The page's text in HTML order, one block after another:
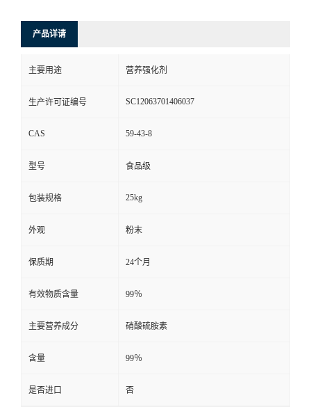
式
在
线
产品详请
主要用途 营养强化剂
生产许可证编号 SC12063701406037
CAS 59-43-8
型号 食品级
包装规格 25kg
外观 粉末
保质期 24个月
有效物质含量 99％
主要营养成分 硝酸硫胺素
含量 99％
是否进口 否